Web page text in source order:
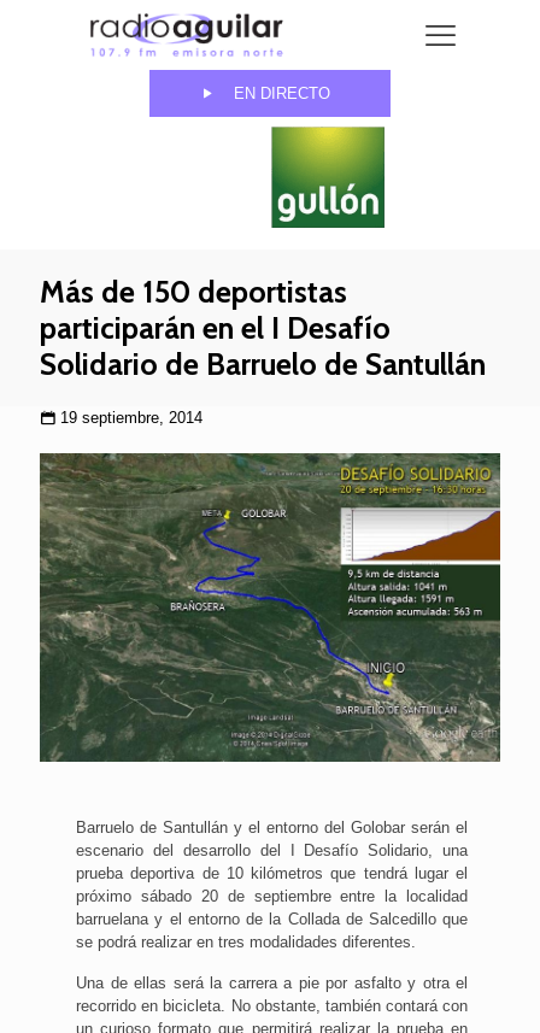
EN DIRECTO
Más de 150 deportistas
participarán en el I Desafío
Solidario de Barruelo de Santullán
19 septiembre, 2014
Barruelo de Santullán y el entorno del Golobar serán el
escenario del desarrollo del I Desafío Solidario, una
prueba deportiva de 10 kilómetros que tendrá lugar el
próximo sábado 20 de septiembre entre la localidad
barruelana y el entorno de la Collada de Salcedillo que
se podrá realizar en tres modalidades diferentes.
Una de ellas será la carrera a pie por asfalto y otra el
recorrido en bicicleta. No obstante, también contará con
un curioso formato que permitirá realizar la prueba en